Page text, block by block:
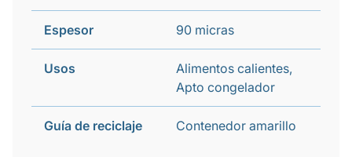
Espesor 90 micras
Usos
Alimentos calientes,
Apto congelador
Guía de reciclaje Contenedor amarillo